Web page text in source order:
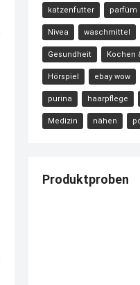
katzenfutter parfüm
Nivea waschmittel
Gesundheit Kochen
Hörspiel ebay wow
purina haarpflege
Medizin nähen
Produktproben